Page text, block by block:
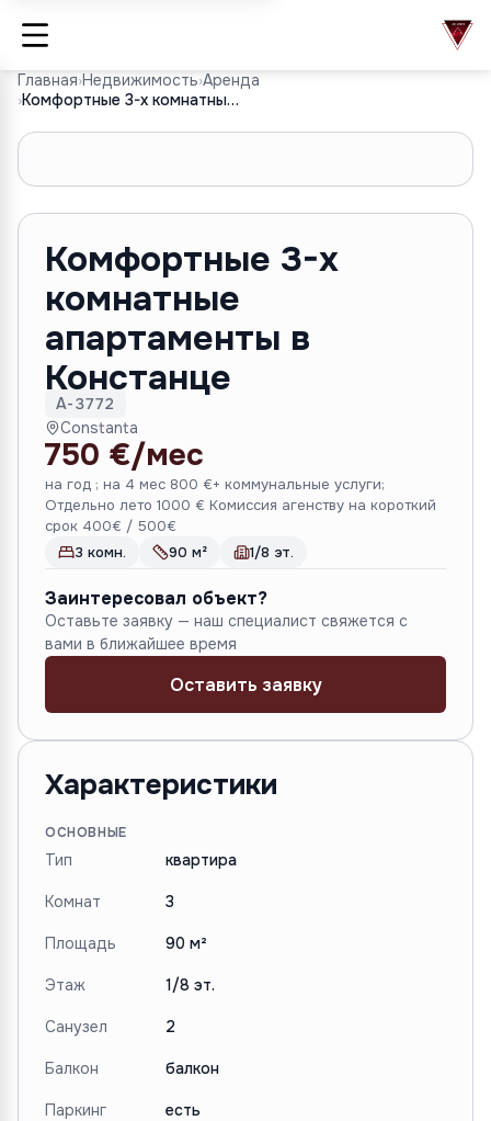
Главная›Недвижимость›Аренда
›
Комфортные 3-х комнатные апартаменты в Констанце
1/8
Комфортные 3-х
комнатные
апартаменты в
Констанце
A-3772
Constanta
750 €/мес
на год ; на 4 мес 800 €+ коммунальные услуги;
Отдельно лето 1000 € Комиссия агенству на короткий
срок 400€ / 500€
3 комн.
90 м² 1/8 эт.
Заинтересовал объект?
Оставьте заявку — наш специалист свяжется с
вами в ближайшее время
Оставить заявку
Характеристики
ОСНОВНЫЕ
Тип квартира
Комнат 3
Площадь 90 м²
Этаж 1/8 эт.
Санузел 2
Балкон балкон
Паркинг есть